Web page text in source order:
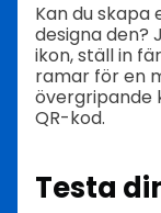
Kan du
designa den?
ikon, ställ in
ramar för en
övergripande
QR-kod.
Testa